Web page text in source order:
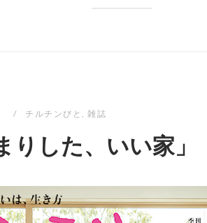
チルチンびと ,雑誌
りした、いい家」